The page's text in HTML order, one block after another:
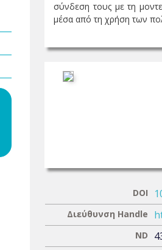
σύνδεση τους με τη
μέσα από τη χρήση των
DOI
Διεύθυνση Handle
ND